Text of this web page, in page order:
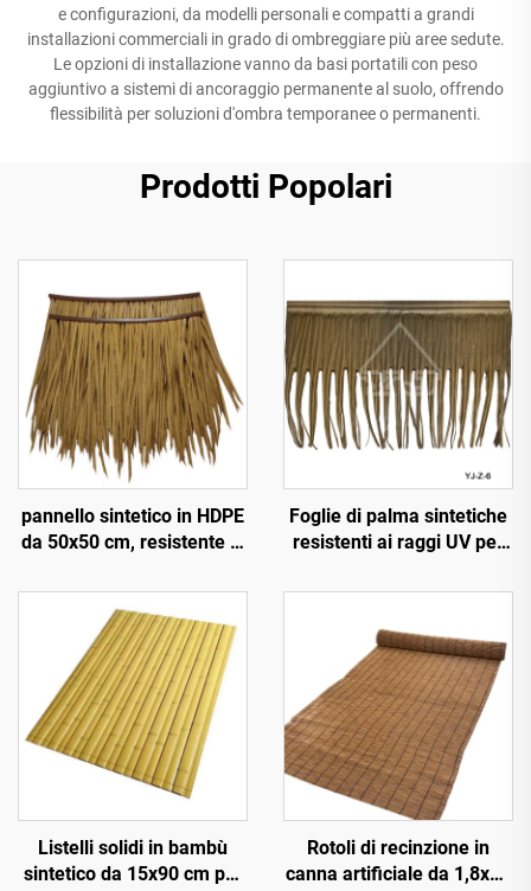
e configurazioni, da modelli personali e compatti a grandi
installazioni commerciali in grado di ombreggiare più aree sedute.
Le opzioni di installazione vanno da basi portatili con peso
aggiuntivo a sistemi di ancoraggio permanente al suolo, offrendo
flessibilità per soluzioni d'ombra temporanee o permanenti.
Prodotti Popolari
pannello sintetico in HDPE
da 50x50 cm, resistente ai
tetti di resort tropicali
Foglie di palma sintetiche
resistenti ai raggi UV per
esterna
Listelli solidi in bambù
sintetico da 15x90 cm per
Rotoli di recinzione in
canna artificiale da 1,8x10